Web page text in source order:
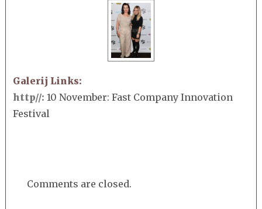
Galerij Links:
http//:10 November: Fast Company Innovation
Festival
Comments are closed.